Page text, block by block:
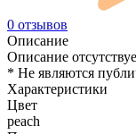
0 отзывов
Описание
Описание
* Не являются
Характеристики
Цвет
peach